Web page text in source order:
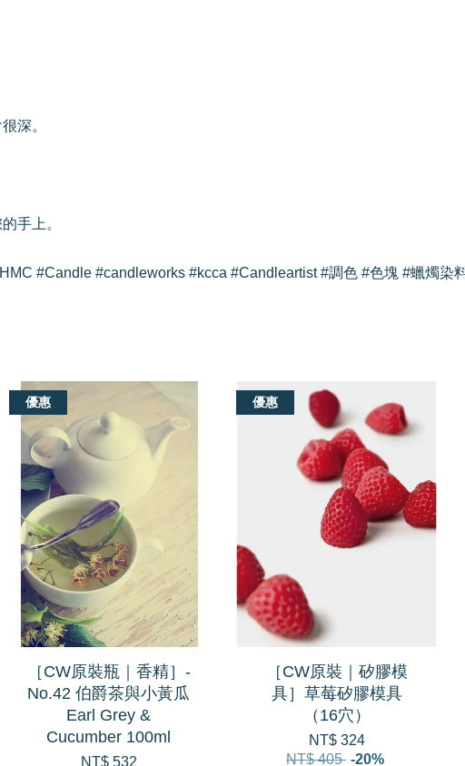
深。
手上。
#Candle #candleworks #kcca #Candleartist #調色 #色塊 #蠟燭染
優惠
［CW原裝瓶｜香精］-
No.42 伯爵茶與小黃瓜
Earl Grey &
Cucumber 100ml
NT$ 532
優惠
［CW原裝｜矽膠模
具］草莓矽膠模具
（16穴）
NT$ 324
NT$ 405 -20%